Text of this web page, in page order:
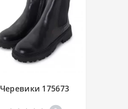
Черевики 175673